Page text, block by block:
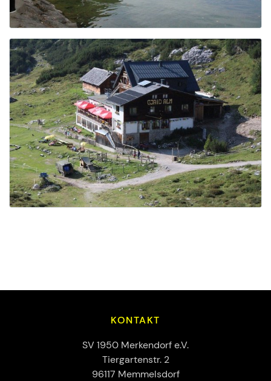
KONTAKT
SV 1950 Merkendorf e.V.
Tiergartenstr. 2
96117 Memmelsdorf